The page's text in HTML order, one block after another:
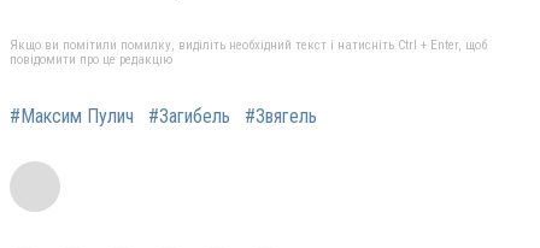
Якщо ви помітили помилку, виділіть необхідний текст і натисніть Ctrl + Enter, щоб
повідомити про це редакцію
#Максим Пулич #Загибель #Звягель